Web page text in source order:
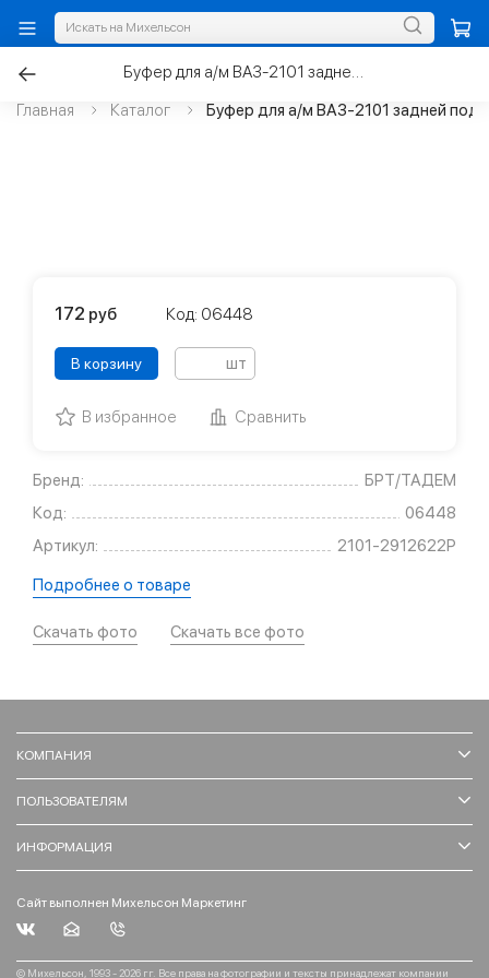
Главная Каталог Буфер для а/м ВАЗ-2101 задней
Бренд:
БРТ/ТАДЕМ
Код:
06448
Артикул:
2101-2912622Р
Подробнее о товаре
Скачать фото Скачать все фото
172 руб Код: 06448
В корзину шт
В избранное Сравнить
КОМПАНИЯ
ПОЛЬЗОВАТЕЛЯМ
ИНФОРМАЦИЯ
Сайт выполнен Михельсон Маркетинг
© Михельсон, 1993 - 2026 гг. Все права на фотографии и тексты принадлежат компании